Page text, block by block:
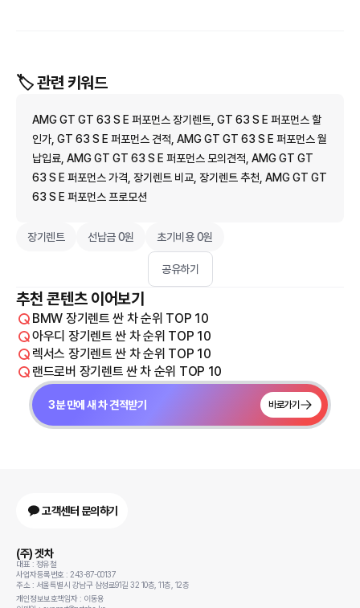
🏷️ 관련 키워드
AMG GT GT 63 S E 퍼포먼스 장기렌트, GT 63 S E 퍼포먼스 할
인가, GT 63 S E 퍼포먼스 견적, AMG GT GT 63 S E 퍼포먼스 월
납입료, AMG GT GT 63 S E 퍼포먼스 모의견적, AMG GT GT
63 S E 퍼포먼스 가격, 장기렌트 비교, 장기렌트 추천, AMG GT GT
63 S E 퍼포먼스 프로모션
장기렌트 선납금 0원 초기비용 0원
공유하기
추천 콘텐츠 이어보기
BMW 장기렌트 싼 차 순위 TOP 10
아우디 장기렌트 싼 차 순위 TOP 10
렉서스 장기렌트 싼 차 순위 TOP 10
랜드로버 장기렌트 싼 차 순위 TOP 10
3분 만에 새 차 견적받기 바로가기
고객센터 문의하기
(주) 겟차
대표 : 정유철
사업자등록번호 : 243-87-00137
주소 : 서울특별시 강남구 삼성로91길 32 10층, 11층, 12층
개인정보보호책임자 : 이동용